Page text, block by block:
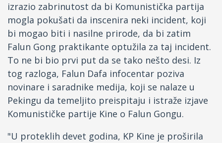
Drugi jezici
izrazio zabrinutost da bi Komunistička partija
mogla pokušati da inscenira neki incident, koji
bi mogao biti i nasilne prirode, da bi zatim
Falun Gong praktikante optužila za taj incident.
To ne bi bio prvi put da se tako nešto desi. Iz
tog razloga, Falun Dafa infocentar poziva
novinare i saradnike medija, koji se nalaze u
Pekingu da temeljito preispitaju i istraže izjave
Komunističke partije Kine o Falun Gongu.
"U proteklih devet godina, KP Kine je proširila